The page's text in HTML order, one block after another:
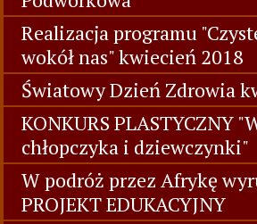
Realizacja programu
wokół nas" kwiecień 2018
Światowy Dzień Zdrowia
KONKURS PLASTYCZNY
chłopczyka i dziewczynki"
W podróż przez Afrykę
PROJEKT EDUKACYJNY